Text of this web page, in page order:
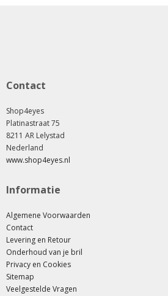
Contact
Shop4eyes
Platinastraat 75
8211 AR Lelystad
Nederland
www.shop4eyes.nl
Informatie
Algemene Voorwaarden
Contact
Levering en Retour
Onderhoud van je bril
Privacy en Cookies
Sitemap
Veelgestelde Vragen